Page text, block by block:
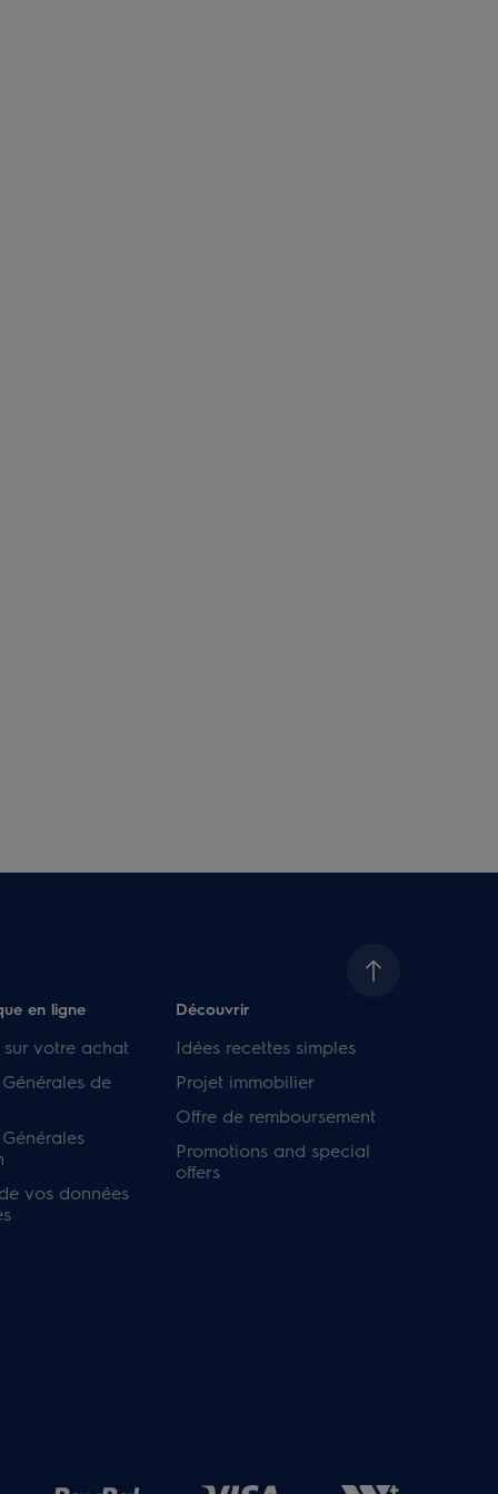
en ligne
votre achat
de
vos données
Découvrir
Idées recettes simples
Projet immobilier
Offre de remboursement
Promotions and special
offers